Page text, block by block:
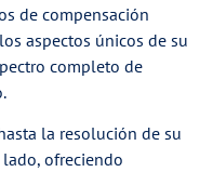
de compensación
aspectos únicos de su
completo de
la resolución de su
ofreciendo